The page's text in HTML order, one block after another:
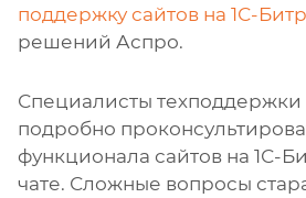
поддержку сайтов на 1С-
решений Аспро.
Специалисты техподдержки
подробно
функционала сайтов на 1С-
чате. Сложные вопросы